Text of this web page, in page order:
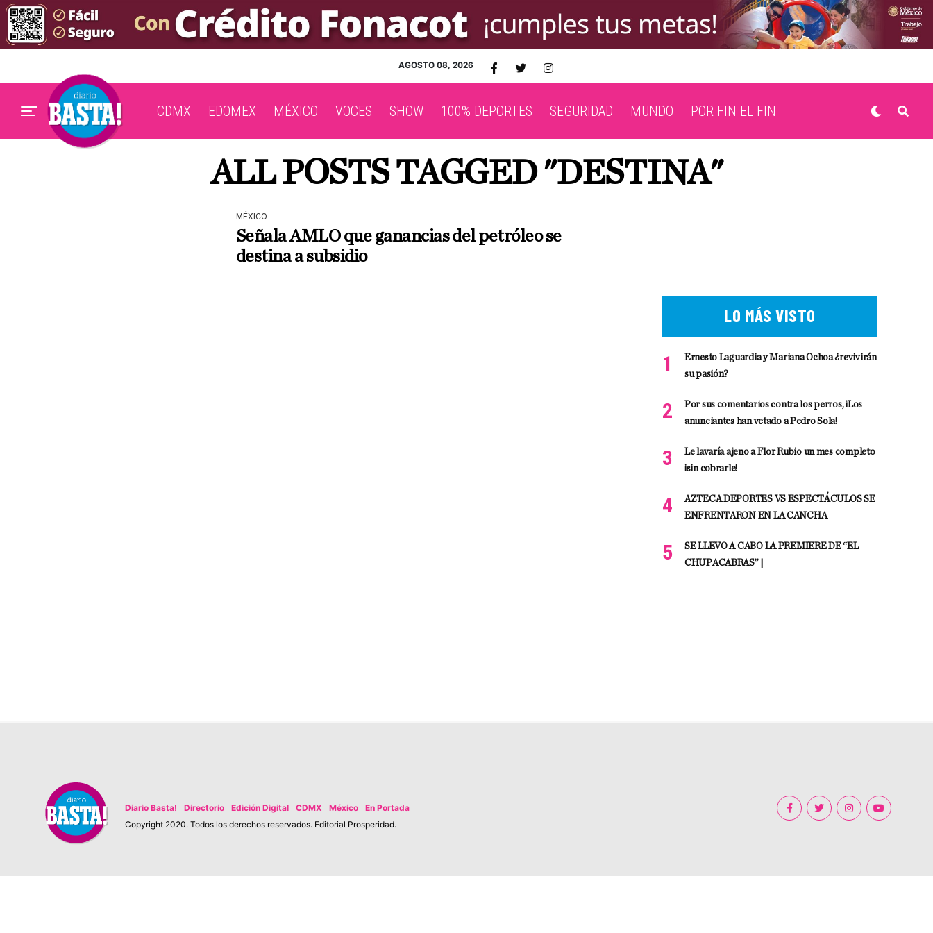
AGOSTO 08, 2026
CDMX EDOMEX MÉXICO VOCES SHOW 100% DEPORTES SEGURIDAD MUNDO POR FIN EL FIN
ALL POSTS TAGGED "DESTINA"
MÉXICO
Señala AMLO que ganancias del petróleo se
destina a subsidio
LO MÁS VISTO
Ernesto Laguardia y Mariana Ochoa ¿revivirán
su pasión?
Por sus comentarios contra los perros, ¡Los
anunciantes han vetado a Pedro Sola!
Le lavaría ajeno a Flor Rubio un mes completo
¡sin cobrarle!
AZTECA DEPORTES VS ESPECTÁCULOS SE
ENFRENTARON EN LA CANCHA
SE LLEVO A CABO LA PREMIERE DE “EL
CHUPACABRAS” |
Diario Basta! Directorio Edición Digital CDMX México
En Portada
Copyright 2020. Todos los derechos reservados. Editorial Prosperidad.